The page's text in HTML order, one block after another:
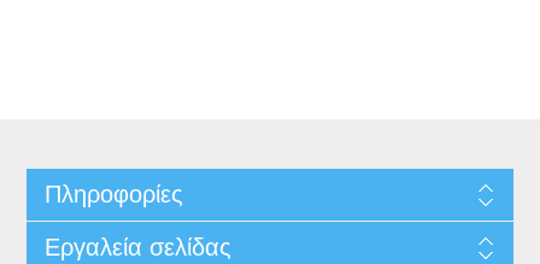
Πληροφορίες
Εργαλεία σελίδας